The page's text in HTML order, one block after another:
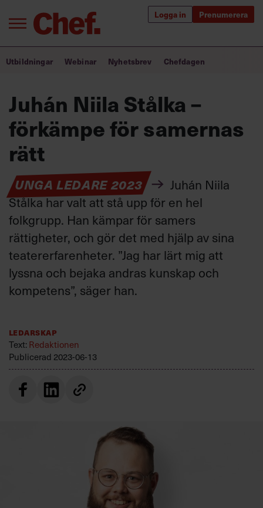
Logga in Prenumerera
Logga in
Annonsera
Om oss
Kontakta oss
Kundservice
Villkor och policy för
personuppgiftsbehandling
efter:
Bra ledare förändrar världen
Innehåll från Chef
Utbildning för ledare
Chefakademin+
Populära utbildningar
Utbildningar Webinar Nyhetsbrev Chefdagen
Juhán Niila Stålka –
förkämpe för samernas
rätt
UNGA LEDARE 2023
Juhán Niila
Stålka har valt att stå upp för en hel
folkgrupp. Han kämpar för samers
rättigheter, och gör det med hjälp av sina
teatererfarenheter. ”Jag har lärt mig att
lyssna och bejaka andras kunskap och
kompetens”, säger han.
Ledarskap
Text:Redaktionen
Publicerad 2023-06-13